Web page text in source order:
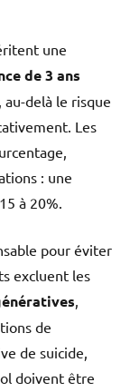
une
de 3 ans
delà le risque
Les
: une
à 20%.
pour éviter
excluent les
de
de suicide,
doivent être